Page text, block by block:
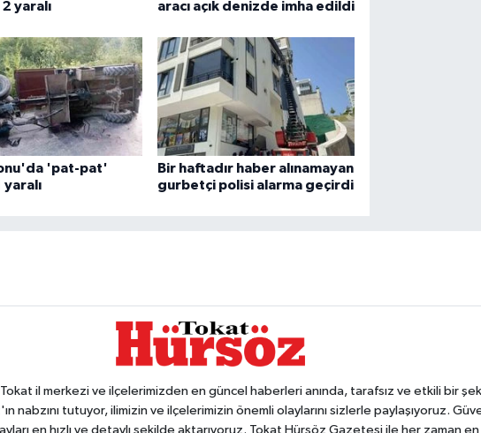
2 yaralı
aracı açık denizde imha edildi
'pat-pat'
yaralı
Bir haftadır haber alınamayan
gurbetçi polisi alarma geçirdi
il merkezi ve ilçelerimizden en güncel haberleri anında, tarafsız ve etkili bir
nabzını tutuyor, ilimizin ve ilçelerimizin önemli olaylarını sizlerle paylaşıyoruz.
en hızlı ve detaylı şekilde aktarıyoruz. Tokat Hürsöz Gazetesi ile her zaman